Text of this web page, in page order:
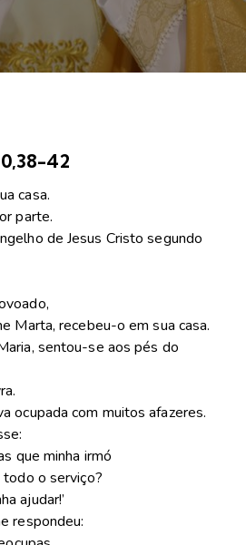
42
casa.
parte.
de Jesus Cristo segundo
Marta, recebeu-o em sua casa.
sentou-se aos pés do
ocupada com muitos afazeres.
que minha irmó
todo o serviço?
ajudar!’
respondeu: